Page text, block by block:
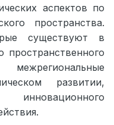
аспектов по
пространства.
существуют в
пространственного
развитии,